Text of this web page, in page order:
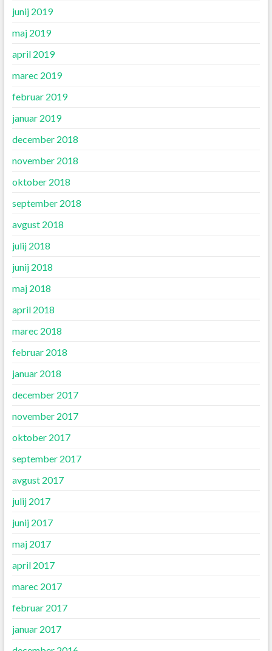
junij 2019
maj 2019
april 2019
marec 2019
februar 2019
januar 2019
december 2018
november 2018
oktober 2018
september 2018
avgust 2018
julij 2018
junij 2018
maj 2018
april 2018
marec 2018
februar 2018
januar 2018
december 2017
november 2017
oktober 2017
september 2017
avgust 2017
julij 2017
junij 2017
maj 2017
april 2017
marec 2017
februar 2017
januar 2017